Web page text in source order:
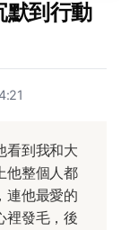
默到行動
看到我和大
他整個人都
連他最愛的
裡發毛，後